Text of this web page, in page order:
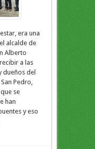
era una
alcalde de
Alberto
a las
dueños del
Pedro,
se
han
y eso